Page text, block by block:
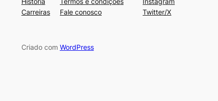
Carreiras
Fale conosco
Twitter/X
Criado com WordPress